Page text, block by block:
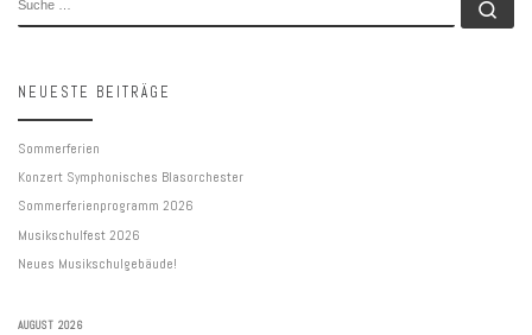
NEUESTE BEITRÄGE
Sommerferien
Konzert Symphonisches Blasorchester
Sommerferienprogramm 2026
Musikschulfest 2026
Neues Musikschulgebäude!
AUGUST 2026